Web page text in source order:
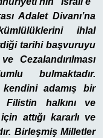
Adalet Divanı’na
ihlal
tarihi başvuruyu
Cezalandırılması
bulmaktadır.
kendini adamış bir
Filistin halkını ve
attığı kararlı ve
Birleşmiş Milletler